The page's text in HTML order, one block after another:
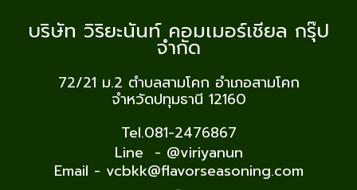
บริษัท วิริยะนันท์ คอมเมอร์เชียล กรุ๊ป
จำกัด
72/21 ม.2 ตำบลสามโคก อำเภอสามโคก
จำหวัดปทุมธานี 12160
Tel.081-2476867
Line - @viriyanun
Email - vcbkk@flavorseasoning.com